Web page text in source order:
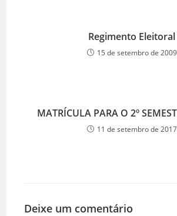
Regimento Eleitoral
15 de setembro de 2009
MATRÍCULA PARA O 2º
11 de setembro de 2017
Deixe um comentário